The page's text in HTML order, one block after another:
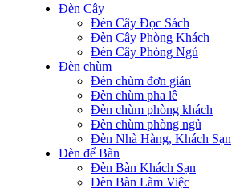
Đèn Cây
Đèn Cây Đọc Sách
Đèn Cây Phòng Khách
Đèn Cây Phòng Ngủ
Đèn chùm
Đèn chùm đơn giản
Đèn chùm pha lê
Đèn chùm phòng khách
Đèn chùm phòng ngủ
Đèn Nhà Hàng, Khách Sạn
Đèn để Bàn
Đèn Bàn Khách Sạn
Đèn Bàn Làm Việc